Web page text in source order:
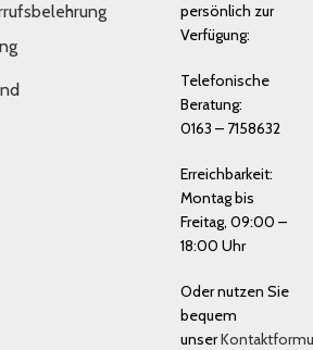
persönlich zur
Verfügung:
Telefonische
Beratung:
0163 – 7158632
Erreichbarkeit:
Montag bis
Freitag, 09:00 –
18:00 Uhr
Oder nutzen Sie
bequem
unser